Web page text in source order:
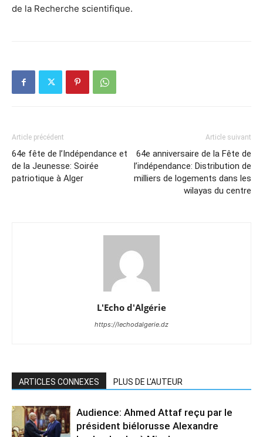
de la Recherche scientifique.
Article précédent
64e fête de l’Indépendance et
de la Jeunesse: Soirée
patriotique à Alger
Article suivant
64e anniversaire de la Fête de
l’indépendance: Distribution de
milliers de logements dans les
wilayas du centre
L'Echo d'Algérie
https://lechodalgerie.dz
ARTICLES CONNEXES PLUS DE L'AUTEUR
Audience: Ahmed Attaf reçu par le
président biélorusse Alexandre